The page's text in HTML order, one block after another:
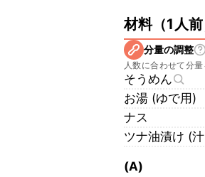
材料（1人前
分量の調整
人数に合わせて分
そうめん
お湯 (ゆで用)
ナス
ツナ油漬け (
(A)